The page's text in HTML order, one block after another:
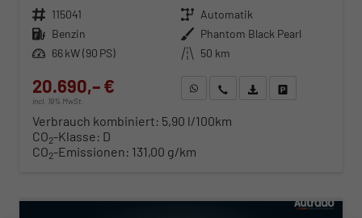
Fahrzeugnr. 115041 Getriebe Automatik
Kraftstoff Benzin Außenfarbe Phantom Black Pearl
Leistung 66 kW (90 PS) Kilometerstand 50 km
20.690,– €
incl. 19% MwSt.
WhatsApp anfragen
Wir rufen Sie anFahrzeugexposé (PDF)
Verbrauch kombiniert: 5,90 l/100km
CO2-Klasse: D
CO2-Emissionen: 131,00 g/km